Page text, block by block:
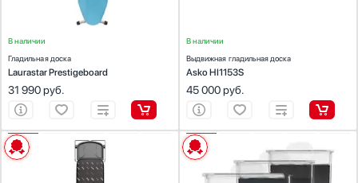
В наличии
Гладильная доска
Laurastar Prestigeboard
31 990руб.
В наличии
Выдвижная гладильная доска
Asko HI1153S
45 000руб.
ХАРАКТЕРИСТИКИ
Предназначение:
для парогенераторов
ХАРАКТЕРИСТИКИ
Предназначение:для гладильных машин
Количество (шт):